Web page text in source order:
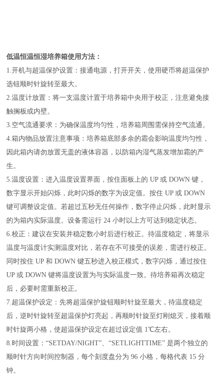
低温恒温恒湿培养箱使用方法：
1.开机与超温保护设置：接通电源，打开开关，使用硬币将超温保护
选钮顺时针旋转至最大。
2.温度计放置：将一支温度计置于培养箱中央用于校正，注意避免接
触搁板或内壁。
3.空气流通要求：为确保温度均匀性，培养箱周围需保持空气流通。
4.箱内物品放置注意事项：培养箱底部多余的霜会影响温度均匀性，
因此箱内请勿放置无盖的液体容器，以防箱内湿气蒸发增加霜的产
生。
5.温度设置：进入温度设置界面，按住面板上的 UP 或 DOWN 键，
数字显示开始闪烁，此时闪烁的数字为设定值。按住 UP 或 DOWN
键可调整设定值。若超过五秒无任何操作，数字停止闪烁，此时显示
的为箱内实际温度。设备需运行 24 小时以上方可达到稳定状态。
6.校正：建议在安装并稳定数小时后进行校正。待温度稳定，将显示
温度与温度计实测温度对比，若存在不可接受的误差，需进行校正。
同时按住 UP 和 DOWN 键五秒进入校正模式，数字闪烁，通过按住
UP 或 DOWN 键将温度设置为与实际温度一致。待培养箱再次稳定
后，必要时需重新校正。
7.超温保护设定：先将超温保护旋钮顺时针旋至最大，待温度稳定
后，逆时针旋转至超温保护灯亮起，再顺时针旋至灯刚熄灭，接着顺
时针旋两小格，使超温保护设定在超过设定值 1℃左右。
8.时间设置：“SETDAY/NIGHT”、“SETLIGHTTIME” 是两个独立的
顺时针方向时间控制器，每个刻度盘分为 96 小格，每格代表 15 分
钟。